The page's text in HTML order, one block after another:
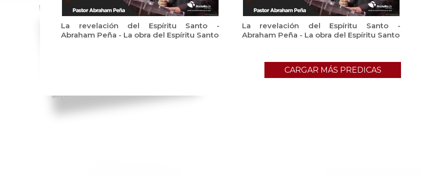
La revelación del Espíritu Santo -
Abraham Peña - La obra del Espíritu Santo
La revelación del Espíritu Santo -
Abraham Peña - La obra del Espíritu Santo
CARGAR MÁS PREDICAS